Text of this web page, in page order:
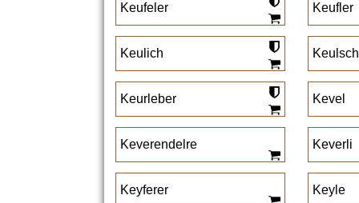
Keufeler Keufler
Keulich
Keurleber Kevel
Keverendelre Keverli
Keyferer Keyle